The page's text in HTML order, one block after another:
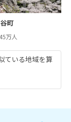
町
万人
ている地域を算